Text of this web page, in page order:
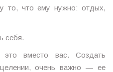
то, что ему нужно: отдых,
себя.
это вместо вас. Создать
очень важно — ее